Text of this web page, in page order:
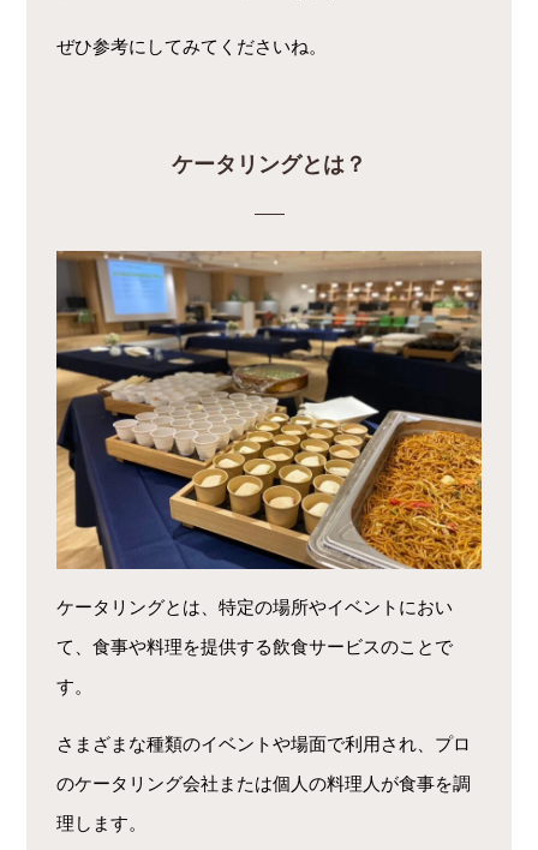
ぜひ参考にしてみてくださいね。
ケータリングとは？
ケータリングとは、特定の場所やイベントにおい
て、食事や料理を提供する飲食サービスのことで
す。
さまざまな種類のイベントや場面で利用され、プロ
のケータリング会社または個人の料理人が食事を調
理します。